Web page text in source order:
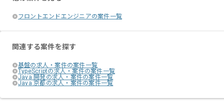
フロントエンドエンジニアの案件一覧
関連する案件を探す
基盤の求人・案件の案件一覧
TypeScriptの求人・案件の案件一覧
Java 開発の求人・案件の案件一覧
Java 京都の求人・案件の案件一覧